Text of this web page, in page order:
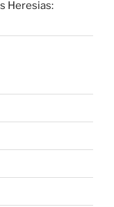
Heresias: